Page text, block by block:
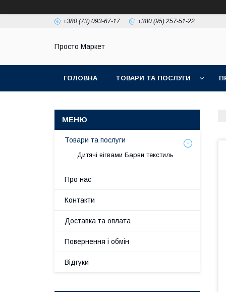
+380 (73) 093-67-17 +380 (95) 257-51-22
Просто Маркет
ГОЛОВНА ТОВАРИ ТА ПОСЛУГИ
Товари та послуги
Дитячі вігвами Барви текстиль
Про нас
Контакти
Доставка та оплата
Повернення і обмін
Відгуки